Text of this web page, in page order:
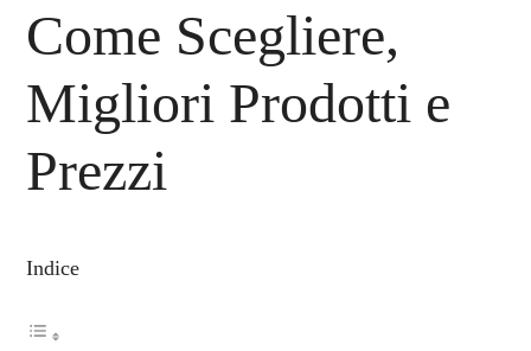
Come Scegliere,
Migliori Prodotti e
Prezzi
Indice